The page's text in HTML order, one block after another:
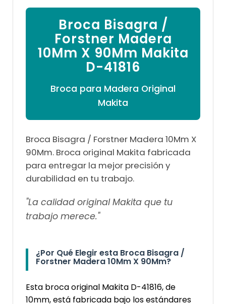
Broca Bisagra /
Forstner Madera
10Mm X 90Mm Makita
D-41816
Broca para Madera Original
Makita
Broca Bisagra / Forstner Madera 10Mm X
90Mm. Broca original Makita fabricada
para entregar la mejor precisión y
durabilidad en tu trabajo.
"La calidad original Makita que tu
trabajo merece."
¿Por Qué Elegir esta Broca Bisagra /
Forstner Madera 10Mm X 90Mm?
Esta broca original Makita D-41816, de
10mm, está fabricada bajo los estándares